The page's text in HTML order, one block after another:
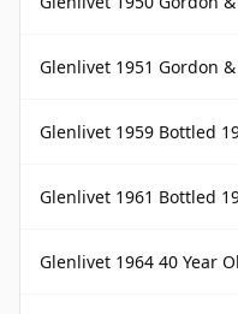
Glenlivet 1951 Gordon
Glenlivet 1959 Bottled
Glenlivet 1961 Bottled
Glenlivet 1964 40 Year